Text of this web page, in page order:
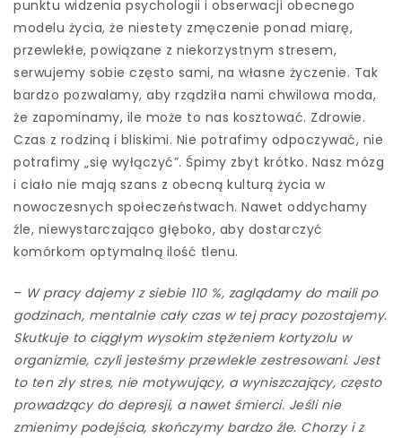
punktu widzenia psychologii i obserwacji obecnego
modelu życia, że niestety zmęczenie ponad miarę,
przewlekłe, powiązane z niekorzystnym stresem,
serwujemy sobie często sami, na własne życzenie. Tak
bardzo pozwalamy, aby rządziła nami chwilowa moda,
że zapominamy, ile może to nas kosztować. Zdrowie.
Czas z rodziną i bliskimi. Nie potrafimy odpoczywać, nie
potrafimy „się wyłączyć”. Śpimy zbyt krótko. Nasz mózg
i ciało nie mają szans z obecną kulturą życia w
nowoczesnych społeczeństwach. Nawet oddychamy
źle, niewystarczająco głęboko, aby dostarczyć
komórkom optymalną ilość tlenu.
– W pracy dajemy z siebie 110 %, zaglądamy do maili po
godzinach, mentalnie cały czas w tej pracy pozostajemy.
Skutkuje to ciągłym wysokim stężeniem kortyzolu w
organizmie, czyli jesteśmy przewlekle zestresowani. Jest
to ten zły stres, nie motywujący, a wyniszczający, często
prowadzący do depresji, a nawet śmierci. Jeśli nie
zmienimy podejścia, skończymy bardzo źle. Chorzy i z